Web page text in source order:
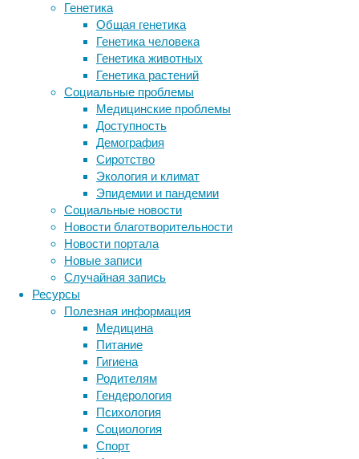
Генетика
Общая генетика
Генетика человека
Генетика животных
Генетика растений
Социальные проблемы
Медицинские проблемы
Доступность
Демография
Сиротство
Экология и климат
Эпидемии и пандемии
Социальные новости
Новости благотворительности
Новости портала
Новые записи
Случайная запись
Ресурсы
Полезная информация
Медицина
Питание
Гигиена
Родителям
Гендерология
Психология
Социология
Спорт
нашем
организме
как
точки
зрения
его
функций,
так
точки
зрения
описания
самих
механизмов
сна.
Метки